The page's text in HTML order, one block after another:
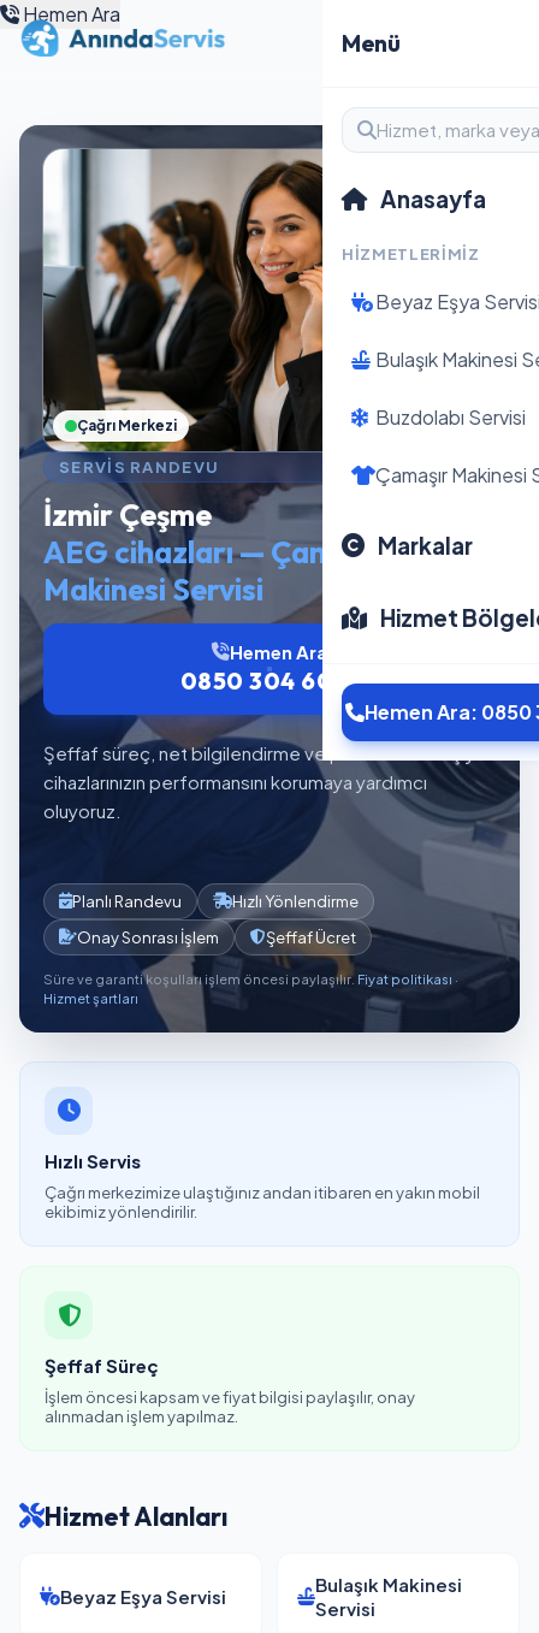
Menü
Anasayfa
HIZMETLERIMIZ
Beyaz Eşya
Bulaşık Makinesi
Buzdolabı Servisi
Çamaşır Makinesi
Markalar
Hizmet
Hemen Ara: 0850
Hemen Ara
SERVIS RANDEVU
İzmir Çeşme
AEG cihazları — Çamaşır
Makinesi Servisi
Şeffaf süreç, net bilgilendirme ve planlı servis akışıyla
cihazlarınızın performansını korumaya yardımcı
oluyoruz.
Hemen Ara
0850 304 6012
Planlı Randevu
Hızlı Yönlendirme
Onay Sonrası İşlem
Şeffaf Ücret
Süre ve garanti koşulları işlem öncesi paylaşılır. Fiyat politikası ·
Hizmet şartları
Çağrı Merkezi
Hızlı Servis
Çağrı merkezimize ulaştığınız andan itibaren en yakın mobil
ekibimiz yönlendirilir.
Şeffaf Süreç
İşlem öncesi kapsam ve fiyat bilgisi paylaşılır, onay
alınmadan işlem yapılmaz.
Hizmet Alanları
Beyaz Eşya Servisi
Bulaşık Makinesi
Servisi